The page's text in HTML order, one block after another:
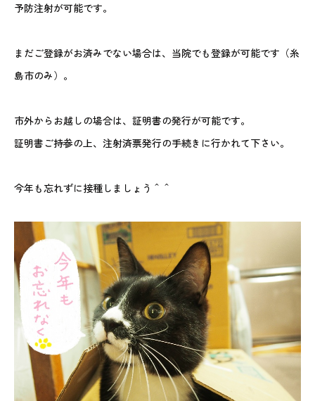
予防注射が可能です。
まだご登録がお済みでない場合は、当院でも登録が可能です（糸
島市のみ）。
市外からお越しの場合は、証明書の発行が可能です。
証明書ご持参の上、注射済票発行の手続きに行かれて下さい。
今年も忘れずに接種しましょう＾＾